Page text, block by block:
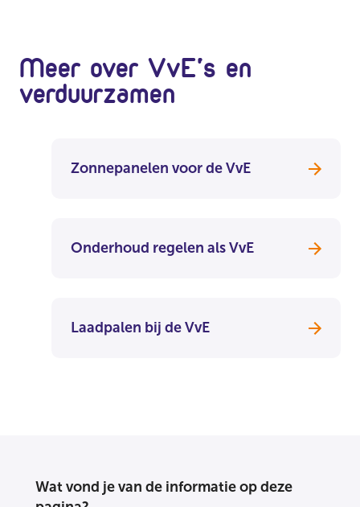
Meer over VvE's en
verduurzamen
Zonnepanelen voor de VvE
Onderhoud regelen als VvE
Laadpalen bij de VvE
Wat vond je van de informatie op deze